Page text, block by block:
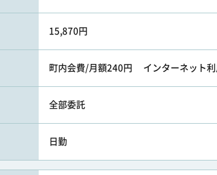
15,870円
町内会費/月額240円 インターネット
全部委託
日勤